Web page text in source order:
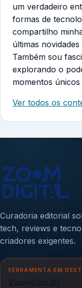
um verdadeiro
formas de
compartilho
últimas
Também sou
explorando o
momentos
Ver todos os
Curadoria editorial
tech, reviews e
criadores exigentes.
FERRAMENTA EM
ZoomCalc3D